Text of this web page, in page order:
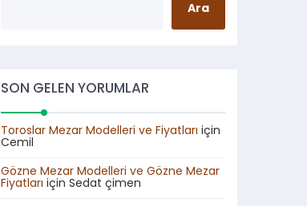
SON GELEN YORUMLAR
Toroslar Mezar Modelleri ve Fiyatları için
Cemil
Gözne Mezar Modelleri ve Gözne Mezar
Fiyatları için Sedat çimen